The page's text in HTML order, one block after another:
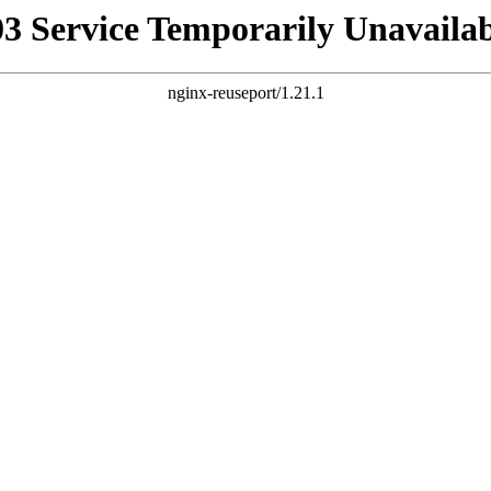
Service Temporarily
nginx-reuseport/1.21.1